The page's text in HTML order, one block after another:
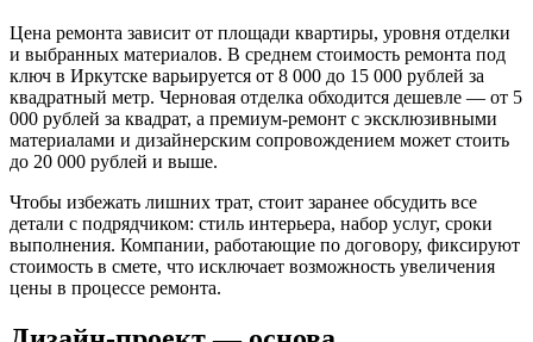
Цена ремонта зависит от площади квартиры, уровня отделки
и выбранных материалов. В среднем стоимость ремонта под
ключ в Иркутске варьируется от 8 000 до 15 000 рублей за
квадратный метр. Черновая отделка обходится дешевле — от 5
000 рублей за квадрат, а премиум-ремонт с эксклюзивными
материалами и дизайнерским сопровождением может стоить
до 20 000 рублей и выше.
Чтобы избежать лишних трат, стоит заранее обсудить все
детали с подрядчиком: стиль интерьера, набор услуг, сроки
выполнения. Компании, работающие по договору, фиксируют
стоимость в смете, что исключает возможность увеличения
цены в процессе ремонта.